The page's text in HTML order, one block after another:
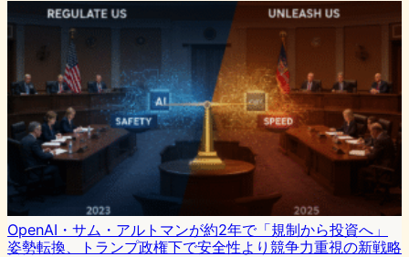
OpenAI・サム・アルトマンが約2年で「規制から投資へ」
姿勢転換、トランプ政権下で安全性より競争力重視の新戦略